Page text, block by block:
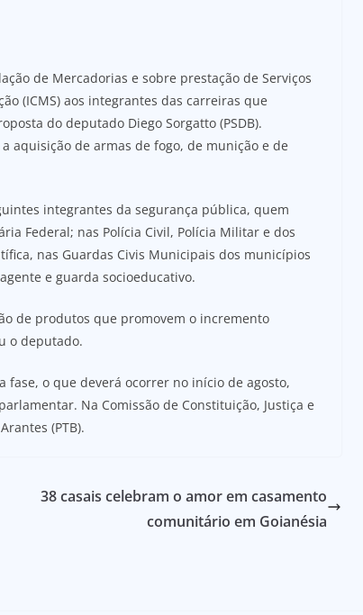
de Mercadorias e sobre prestação de Serviços
(ICMS) aos integrantes das carreiras que
do deputado Diego Sorgatto (PSDB).
aquisição de armas de fogo, de munição e de
integrantes da segurança pública, quem
Federal; nas Polícia Civil, Polícia Militar e dos
nas Guardas Civis Municipais dos municípios
e guarda socioeducativo.
de produtos que promovem o incremento
o deputado.
o que deverá ocorrer no início de agosto,
Na Comissão de Constituição, Justiça e
(PTB).
38 casais celebram o amor em casamento
comunitário em Goianésia